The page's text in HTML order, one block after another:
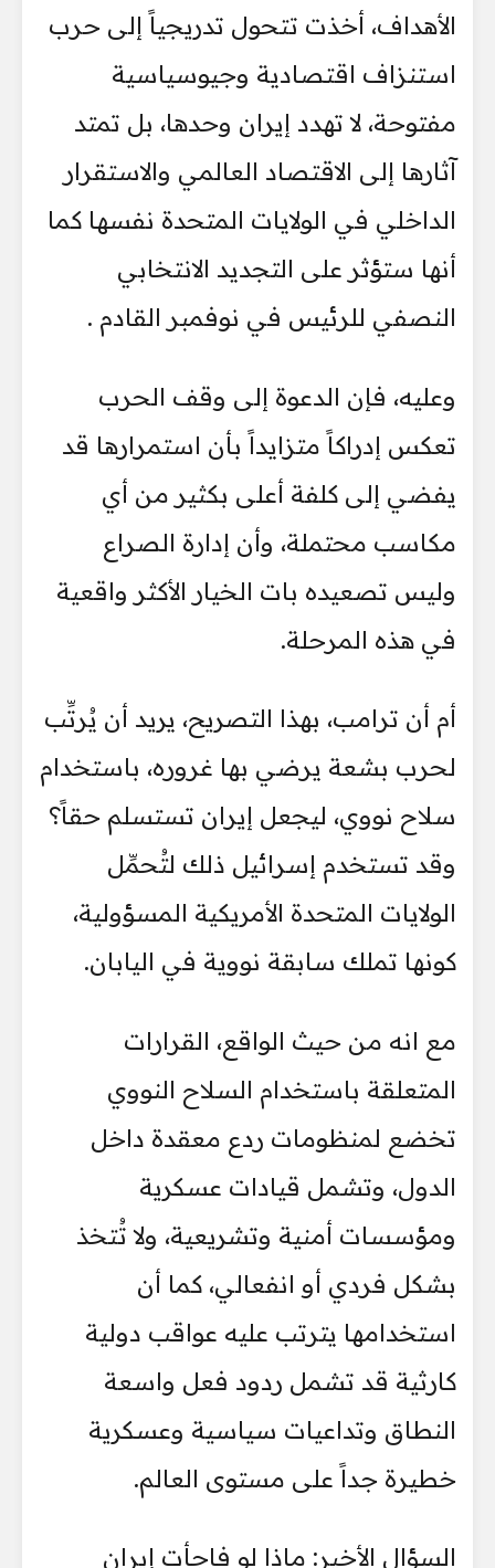
الأهداف، أخذت تتحول تدريجياً إلى حرب
استنزاف اقتصادية وجيوسياسية
مفتوحة، لا تهدد إيران وحدها، بل تمتد
آثارها إلى الاقتصاد العالمي والاستقرار
الداخلي في الولايات المتحدة نفسها كما
أنها ستؤثر على التجديد الانتخابي
النصفي للرئيس في نوفمبر القادم .
وعليه، فإن الدعوة إلى وقف الحرب
تعكس إدراكاً متزايداً بأن استمرارها قد
يفضي إلى كلفة أعلى بكثير من أي
مكاسب محتملة، وأن إدارة الصراع
وليس تصعيده بات الخيار الأكثر واقعية
في هذه المرحلة.
أم أن ترامب، بهذا التصريح، يريد أن يُرتِّب
لحرب بشعة يرضي بها غروره، باستخدام
سلاح نووي، ليجعل إيران تستسلم حقاً؟
وقد تستخدم إسرائيل ذلك لتُحمِّل
الولايات المتحدة الأمريكية المسؤولية،
كونها تملك سابقة نووية في اليابان.
مع انه من حيث الواقع، القرارات
المتعلقة باستخدام السلاح النووي
تخضع لمنظومات ردع معقدة داخل
الدول، وتشمل قيادات عسكرية
ومؤسسات أمنية وتشريعية، ولا تُتخذ
بشكل فردي أو انفعالي، كما أن
استخدامها يترتب عليه عواقب دولية
كارثية قد تشمل ردود فعل واسعة
النطاق وتداعيات سياسية وعسكرية
خطيرة جداً على مستوى العالم.
السؤال الأخير: ماذا لو فاجأت إيران